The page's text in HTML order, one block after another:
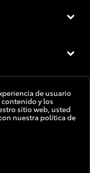
reservados.
de usuario
y los
sitio web, usted
nuestra política de